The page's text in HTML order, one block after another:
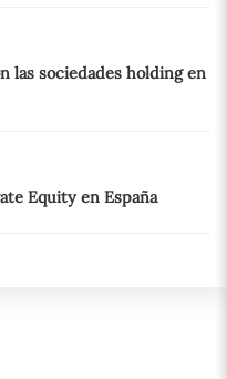
las sociedades holding en
Equity en España